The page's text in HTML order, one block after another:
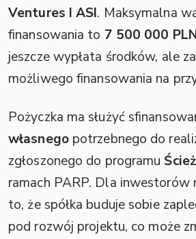
Ventures I ASI. Maksymalna
finansowania to 7 500 000
jeszcze wypłata środków, ale
możliwego finansowania na
Pożyczka ma służyć
własnegopotrzebnego do
zgłoszonego do programu
ramach PARP. Dla inwestorów
to, że spółka buduje sobie
pod rozwój projektu, co może